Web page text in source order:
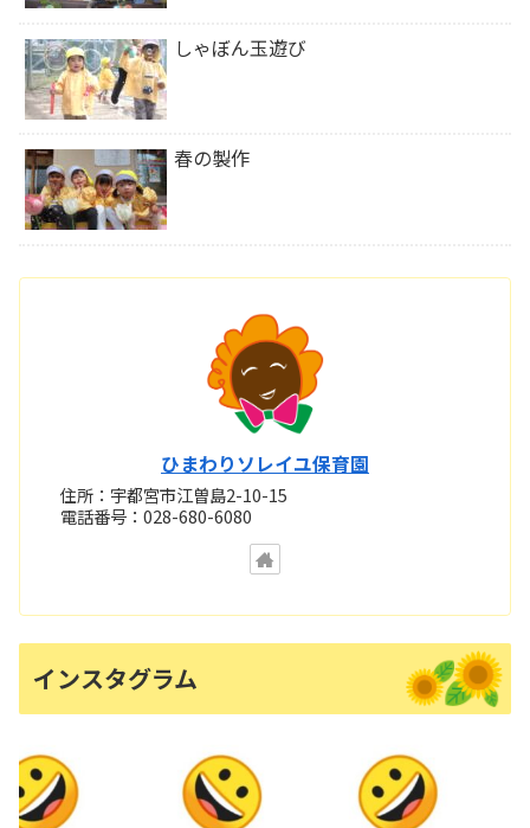
しゃぼん玉遊び
春の製作
ひまわりソレイユ保育園
住所：宇都宮市江曽島2-10-15
電話番号：028-680-6080
インスタグラム